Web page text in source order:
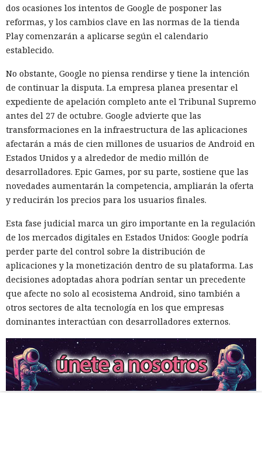
dos ocasiones los intentos de Google de posponer las
reformas, y los cambios clave en las normas de la tienda
Play comenzarán a aplicarse según el calendario
establecido.
No obstante, Google no piensa rendirse y tiene la intención
de continuar la disputa. La empresa planea presentar el
expediente de apelación completo ante el Tribunal Supremo
antes del 27 de octubre. Google advierte que las
transformaciones en la infraestructura de las aplicaciones
afectarán a más de cien millones de usuarios de Android en
Estados Unidos y a alrededor de medio millón de
desarrolladores. Epic Games, por su parte, sostiene que las
novedades aumentarán la competencia, ampliarán la oferta
y reducirán los precios para los usuarios finales.
Esta fase judicial marca un giro importante en la regulación
de los mercados digitales en Estados Unidos: Google podría
perder parte del control sobre la distribución de
aplicaciones y la monetización dentro de su plataforma. Las
decisiones adoptadas ahora podrían sentar un precedente
que afecte no solo al ecosistema Android, sino también a
otros sectores de alta tecnología en los que empresas
dominantes interactúan con desarrolladores externos.